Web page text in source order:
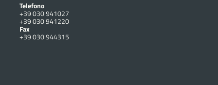
Telefono
+39 030 941027
+39 030 941220
Fax
+39 030 944315